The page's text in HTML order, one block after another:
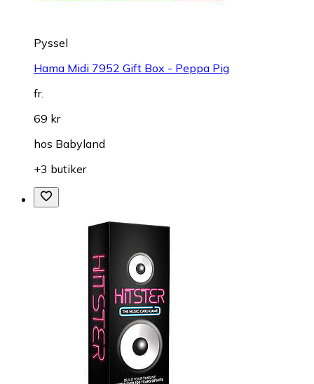
Pyssel
Hama Midi 7952 Gift Box - Peppa Pig
fr.
69 kr
hos Babyland
+3 butiker